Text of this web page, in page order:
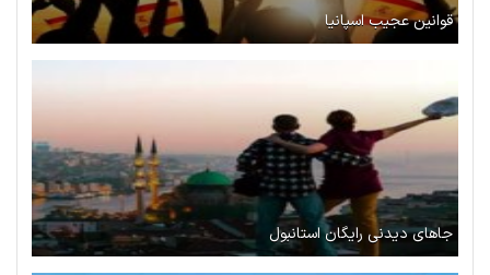
قوانین عجیب اسپانیا
جاهای دیدنی رایگان استانبول